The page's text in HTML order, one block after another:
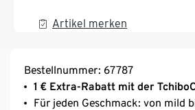
Artikel merken
Bestellnummer: 67787
1 € Extra-Rabatt mit der
Für jeden Geschmack: von mild